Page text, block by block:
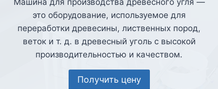
Машина для производства древесного угля —
это оборудование, используемое для
переработки древесины, лиственных пород,
веток и т. д. в древесный уголь с высокой
производительностью и качеством.
Получить цену